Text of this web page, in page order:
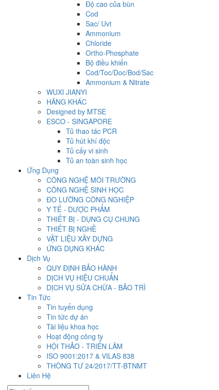
Độ cao của bùn
Cod
Sac/ Uvt
Ammonium
Chloride
Ortho-Phosphate
Bộ điều khiển
Cod/Toc/Doc/Bod/Sac
Ammonium & Nitrate
WUXI JIANYI
HÃNG KHÁC
Designed by MTSE
ESCO - SINGAPORE
Tủ thao tác PCR
Tủ hút khí độc
Tủ cấy vi sinh
Tủ an toàn sinh học
Ứng Dụng
CÔNG NGHỆ MÔI TRƯỜNG
CÔNG NGHỆ SINH HỌC
ĐO LƯỜNG CÔNG NGHIỆP
Y TẾ - DƯỢC PHẨM
THIẾT BỊ - DỤNG CỤ CHUNG
THIẾT BỊ NGHỀ
VẬT LIỆU XÂY DỰNG
ỨNG DỤNG KHÁC
Dịch Vụ
QUY ĐỊNH BẢO HÀNH
DỊCH VỤ HIỆU CHUẨN
DỊCH VỤ SỬA CHỮA - BẢO TRÌ
Tin Tức
Tin tuyển dụng
Tin tức dự án
Tài liệu khoa học
Hoạt động công ty
HỘI THẢO - TRIỂN LÃM
ISO 9001:2017 & VILAS 838
THÔNG TƯ 24/2017/TT-BTNMT
Liên Hệ